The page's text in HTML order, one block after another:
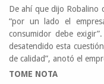
De ahí que dijo Robalino
“por un lado el
consumidor debe
desatendido esta
de calidad”, anotó el
TOME NOTA